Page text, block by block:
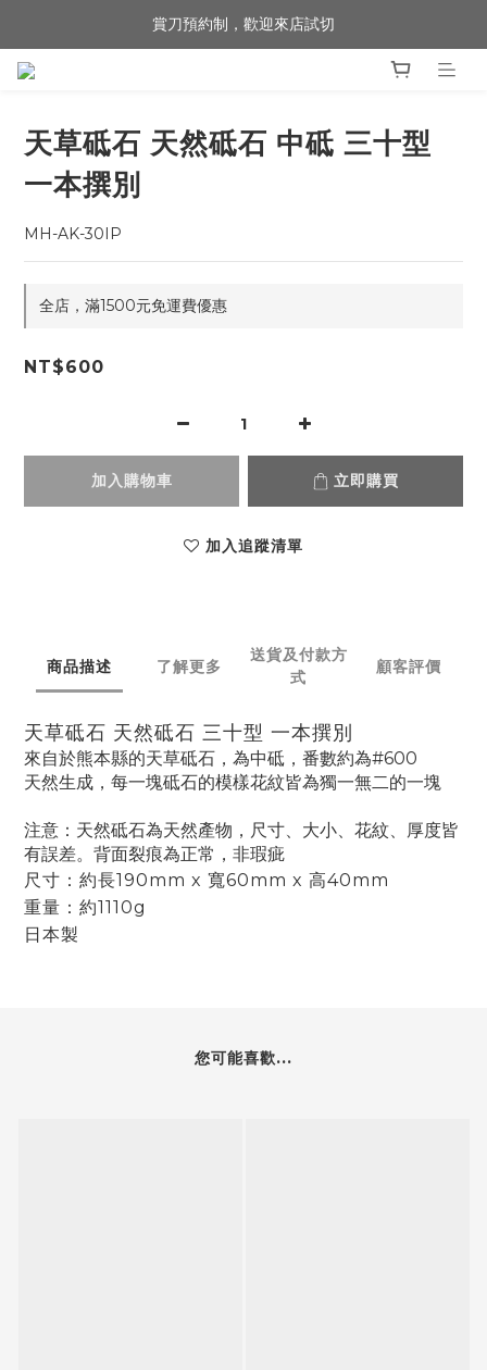
歡迎來到 包丁職人
賞刀預約制，歡迎來店試切
天草砥石 天然砥石 中砥 三十型
一本撰別
MH-AK-30IP
全店，滿1500元免運費優惠
NT$600
加入購物車 立即購買
加入追蹤清單
商品描述 了解更多
送貨及付款方
式
顧客評價
天草砥石 天然砥石 三十型 一本撰別
來自於熊本縣的天草砥石，為中砥，番數約為#600
天然生成，每一塊砥石的模樣花紋皆為獨一無二的一塊
注意：天然砥石為天然產物，尺寸、大小、花紋、厚度皆
有誤差。 背面裂痕為正常，非瑕疵
尺寸：約長190mm x 寬60mm x 高40mm
重量：約1110g
日本製
您可能喜歡...